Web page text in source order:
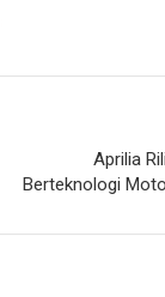
Aprilia
Berteknologi